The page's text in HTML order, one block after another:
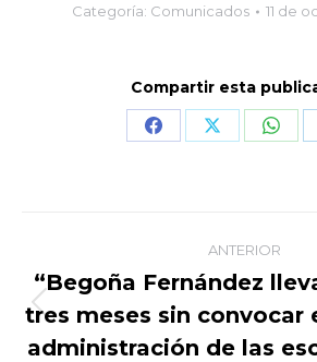
Categoría: Comunicados 11 de
Compartir esta
Share Share
Navegación
entre
publicaciones
ANTERIOR
anterior:
“Begoña Fernández
tres meses sin convocar
administración de las